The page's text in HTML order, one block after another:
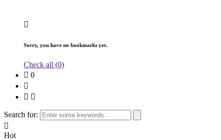
Sorry, you have no bookmarks yet.
Check all (0)
0
Search for:
Hot